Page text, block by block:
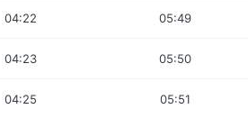
04:22 05:49
04:23 05:50
04:25 05:51